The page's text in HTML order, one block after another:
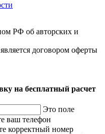
РФ об авторских и
договором оферты
на бесплатный расчет
Это поле
ваш телефон
корректный номер